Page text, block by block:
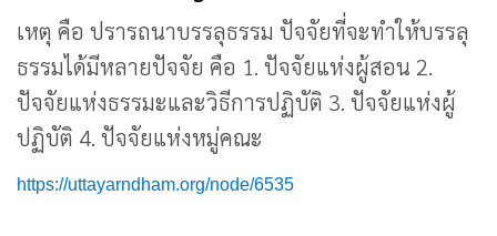
เหตุ คือ ปรารถนาบรรลุธรรม ปัจจัยที่จะทำให้บรรลุ
ธรรมได้มีหลายปัจจัย คือ 1. ปัจจัยแห่งผู้สอน 2.
ปัจจัยแห่งธรรมะและวิธีการปฏิบัติ 3. ปัจจัยแห่งผู้
ปฏิบัติ 4. ปัจจัยแห่งหมู่คณะ
https://uttayarndham.org/node/6535